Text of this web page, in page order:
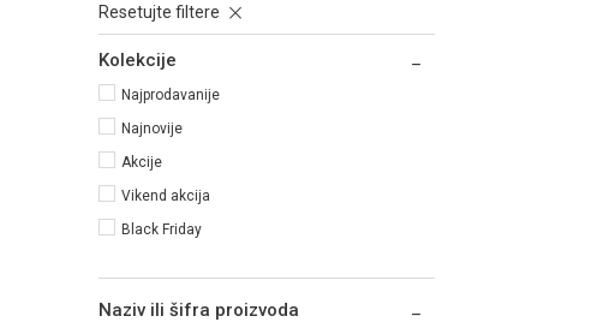
Resetujte filtere
Kolekcije
Najprodavanije
Najnovije
Akcije
Vikend akcija
Black Friday
Naziv ili šifra proizvoda